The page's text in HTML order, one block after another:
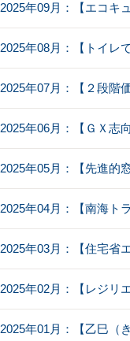
2025年09月：【エコキ
2025年08月：【トイレ
2025年07月：【２段階
2025年06月：【ＧＸ志
2025年05月：【先進的
2025年04月：【南海ト
2025年03月：【住宅省
2025年02月：【レジリ
2025年01月：【乙巳（